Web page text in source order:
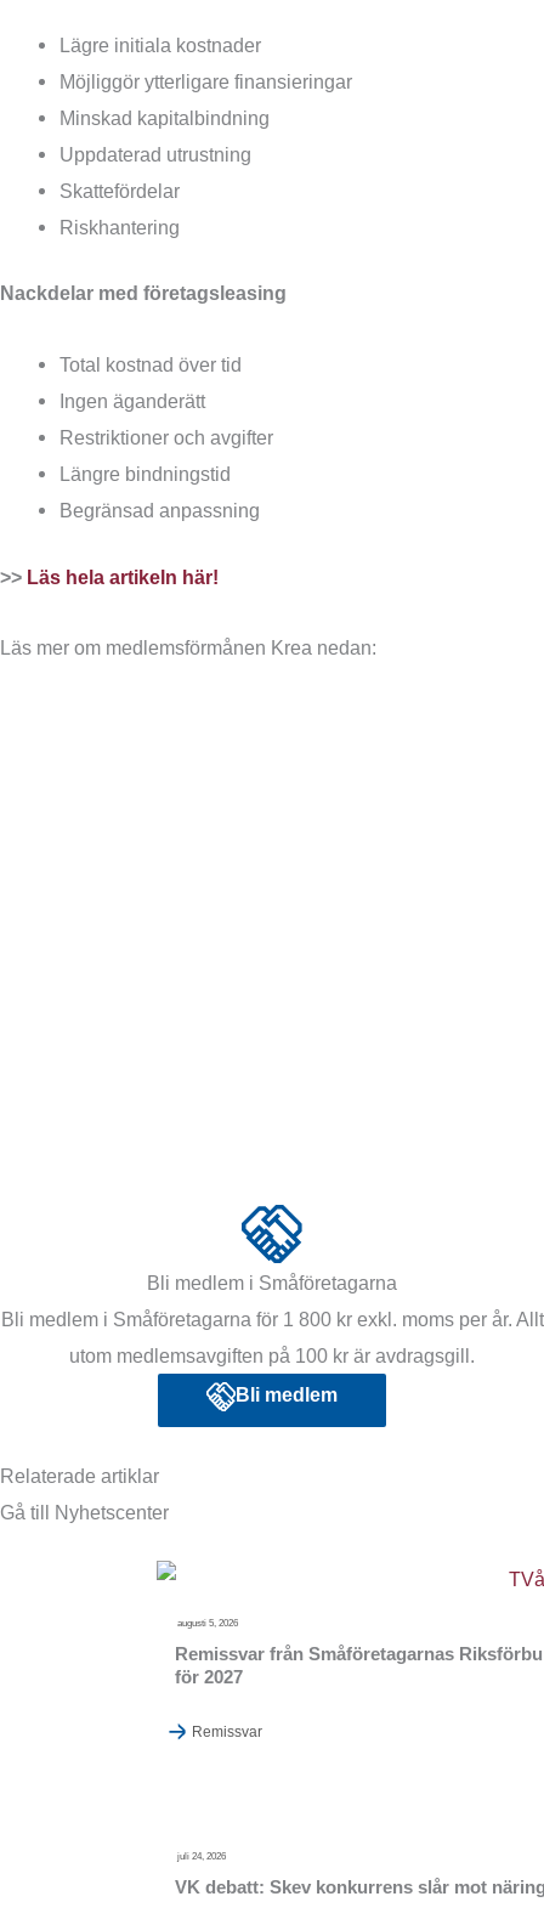
Lägre initiala kostnader
Möjliggör ytterligare finansieringar
Minskad kapitalbindning
Uppdaterad utrustning
Skattefördelar
Riskhantering
Nackdelar med företagsleasing
Total kostnad över tid
Ingen äganderätt
Restriktioner och avgifter
Längre bindningstid
Begränsad anpassning
>> Läs hela artikeln här!
Läs mer om medlemsförmånen Krea nedan:
Bli medlem i Småföretagarna
Bli medlem i Småföretagarna för 1 800 kr exkl. moms per år. Allt
utom medlemsavgiften på 100 kr är avdragsgill.
Bli medlem
Relaterade artiklar
Gå till Nyhetscenter
augusti 5, 2026
Remissvar från Småföretagarnas
för 2027
Remissvar
juli 24, 2026
VK debatt: Skev konkurrens slår mot